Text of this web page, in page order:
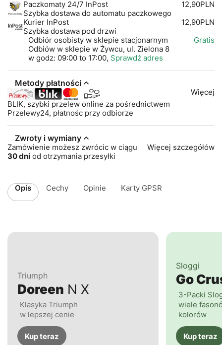
Paczkomaty 24/7 InPost
Szybka dostawa do automatu paczkowego
12,90PLN
Kurier InPost
Szybka dostawa pod drzwi
12,90PLN
Odbiór osobisty w sklepie stacjonarnym
Odbiów w sklepie w Żywcu, ul. Zielona 8
w godz: 09:00 to 17:00, Sprawdź adres
Gratis
Metody płatności
BLIK, szybki przelew online za pośrednictwem
Przelewy24, płatnośc przy odbiorze
Więcej
Zwroty i wymiany
Zamówienie możesz zwrócic w ciągu
30 dni od otrzymania przesyłki
Więcej szczegółów
Opis Cechy Opinie Karty GPSR
Triumph
Doreen N X
Klasyka Triumph
w lepszej cenie
Kup teraz
Sloggi
Go
3-Packi
wiele
kolorów
Kup teraz